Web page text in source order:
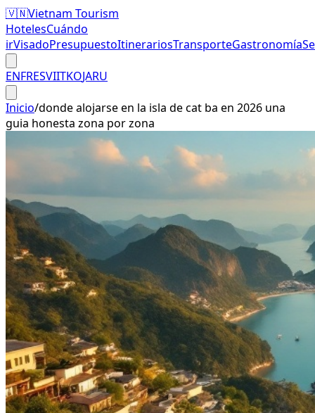
🇻🇳Vietnam Tourism
HotelesCuándo
irVisadoPresupuestoItinerariosTransporteGastronomía
ENFRESVIITKOJARU
Inicio/donde alojarse en la isla de cat ba en 2026 una
guia honesta zona por zona